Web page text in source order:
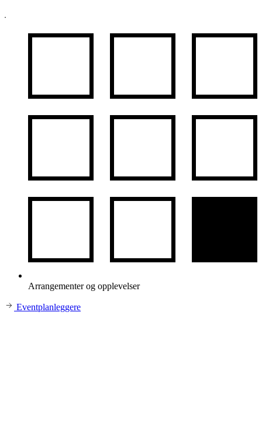
Arrangementer og opplevelser
Eventplanleggere